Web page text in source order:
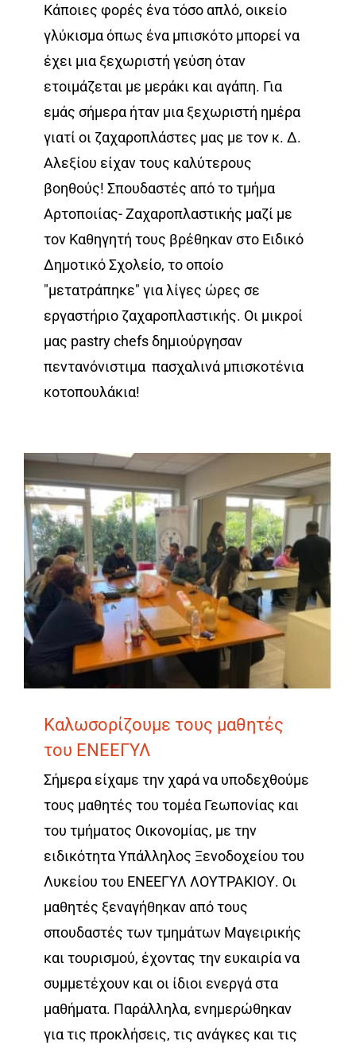
Κάποιες φορές ένα τόσο απλό, οικείο
γλύκισμα όπως ένα μπισκότο μπορεί να
έχει μια ξεχωριστή γεύση όταν
ετοιμάζεται με μεράκι και αγάπη. Για
εμάς σήμερα ήταν μια ξεχωριστή ημέρα
γιατί οι ζαχαροπλάστες μας με τον κ. Δ.
Αλεξίου είχαν τους καλύτερους
βοηθούς! Σπουδαστές από το τμήμα
Αρτοποιίας- Ζαχαροπλαστικής μαζί με
τον Καθηγητή τους βρέθηκαν στο Ειδικό
Δημοτικό Σχολείο, το οποίο
"μετατράπηκε" για λίγες ώρες σε
εργαστήριο ζαχαροπλαστικής. Οι μικροί
μας pastry chefs δημιούργησαν
πεντανόνιστιμα πασχαλινά μπισκοτένια
κοτοπουλάκια!
Καλωσορίζουμε τους μαθητές
του ΕΝΕΕΓΥΛ
Σήμερα είχαμε την χαρά να υποδεχθούμε
τους μαθητές του τομέα Γεωπονίας και
του τμήματος Οικονομίας, με την
ειδικότητα Υπάλληλος Ξενοδοχείου του
Λυκείου του ΕΝΕΕΓΥΛ ΛΟΥΤΡΑΚΙΟΥ. Οι
μαθητές ξεναγήθηκαν από τους
σπουδαστές των τμημάτων Μαγειρικής
και τουρισμού, έχοντας την ευκαιρία να
συμμετέχουν και οι ίδιοι ενεργά στα
μαθήματα. Παράλληλα, ενημερώθηκαν
για τις προκλήσεις, τις ανάγκες και τις